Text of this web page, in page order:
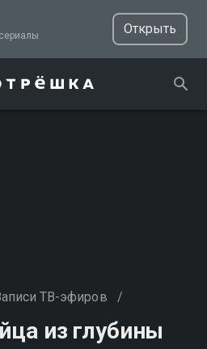
ТВ, фильмы и сериалы
Открыть
ТВ-эфиров /
из глубины